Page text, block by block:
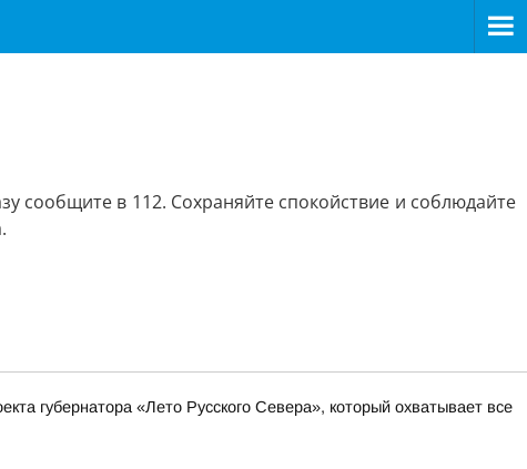
в 112. Сохраняйте спокойствие и соблюдайте
губернатора «Лето Русского Севера», который охватывает все